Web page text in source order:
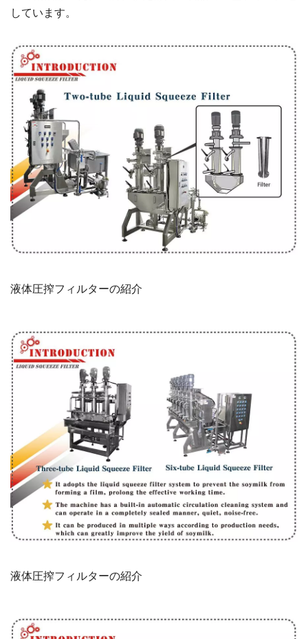
しています。
液体圧搾フィルターの紹介
液体圧搾フィルターの紹介